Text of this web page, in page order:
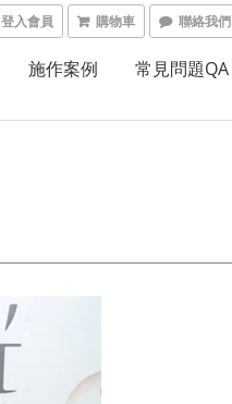
登入會員 購物車 聯絡我們
施作案例 常見問題QA